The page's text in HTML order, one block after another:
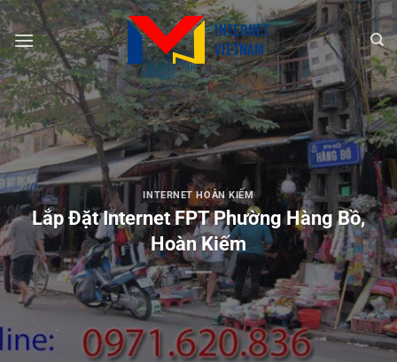
Chuyển
đến
nội
dung
INTERNET HOÀN KIẾM
Lắp Đặt Internet FPT Phường Hàng Bồ,
Hoàn Kiếm